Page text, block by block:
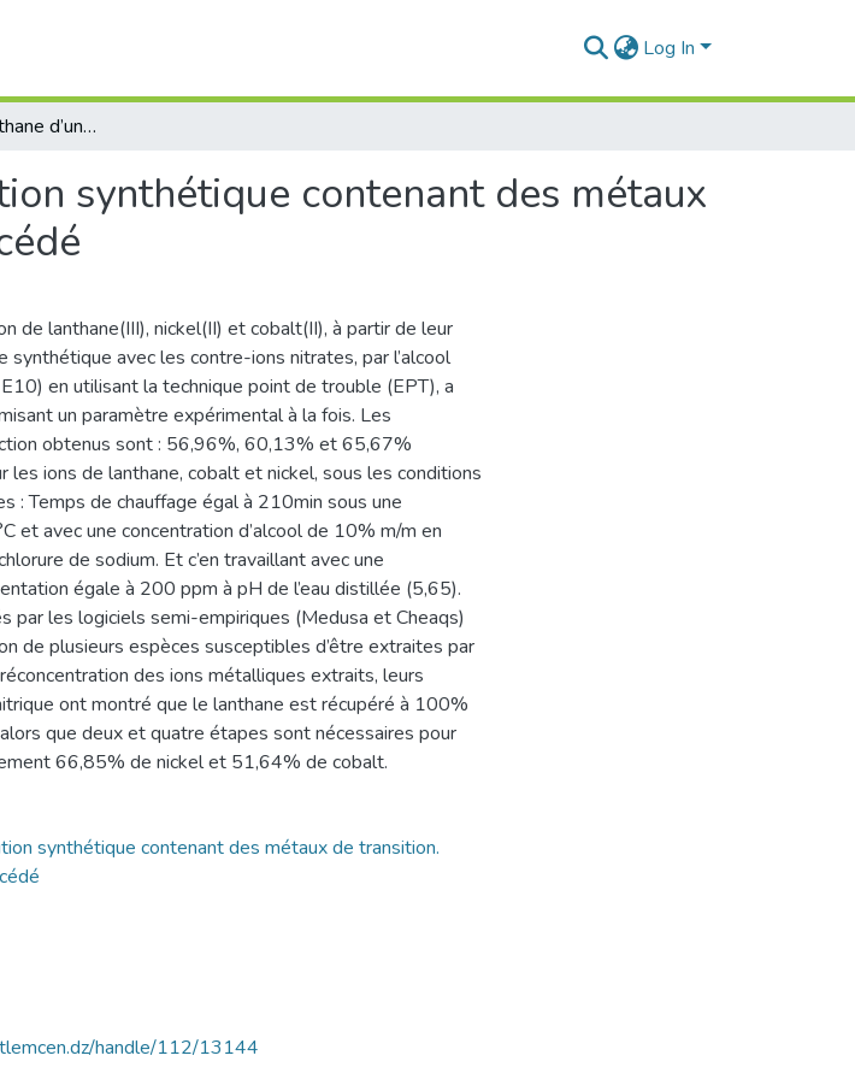
Log In
Extraction du lanthane d’une solution synthétique contenant des métaux de transition. Optimisation du procédé
synthétique contenant des métaux
de lanthane(III), nickel(II) et cobalt(II), à partir de leur
synthétique avec les contre-ions nitrates, par l’alcool
en utilisant la technique point de trouble (EPT), a
un paramètre expérimental à la fois. Les
obtenus sont : 56,96%, 60,13% et 65,67%
les ions de lanthane, cobalt et nickel, sous les conditions
: Temps de chauffage égal à 210min sous une
et avec une concentration d’alcool de 10% m/m en
de sodium. Et c’en travaillant avec une
égale à 200 ppm à pH de l’eau distillée (5,65).
par les logiciels semi-empiriques (Medusa et Cheaqs)
de plusieurs espèces susceptibles d’être extraites par
des ions métalliques extraits, leurs
ont montré que le lanthane est récupéré à 100%
que deux et quatre étapes sont nécessaires pour
66,85% de nickel et 51,64% de cobalt.
synthétique contenant des métaux de transition.
handle/112/13144